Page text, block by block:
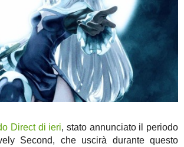
Direct di ieri, stato annunciato il periodo
Second, che uscirà durante questo